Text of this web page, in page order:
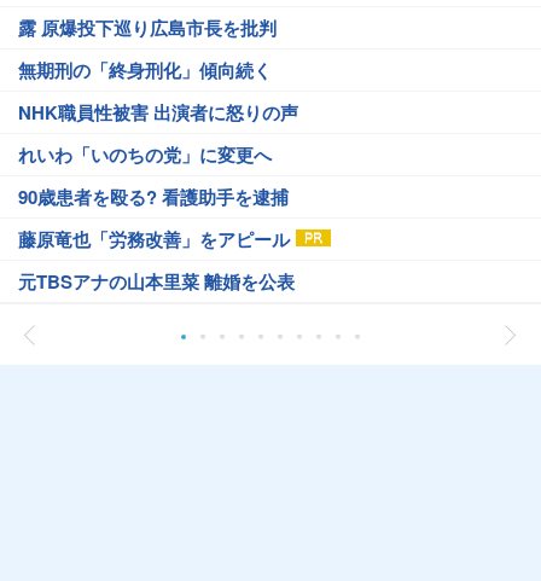
露 原爆投下巡り広島市長を批判
無期刑の「終身刑化」傾向続く
NHK職員性被害 出演者に怒りの声
れいわ「いのちの党」に変更へ
90歳患者を殴る? 看護助手を逮捕
藤原竜也「労務改善」をアピール
元TBSアナの山本里菜 離婚を公表